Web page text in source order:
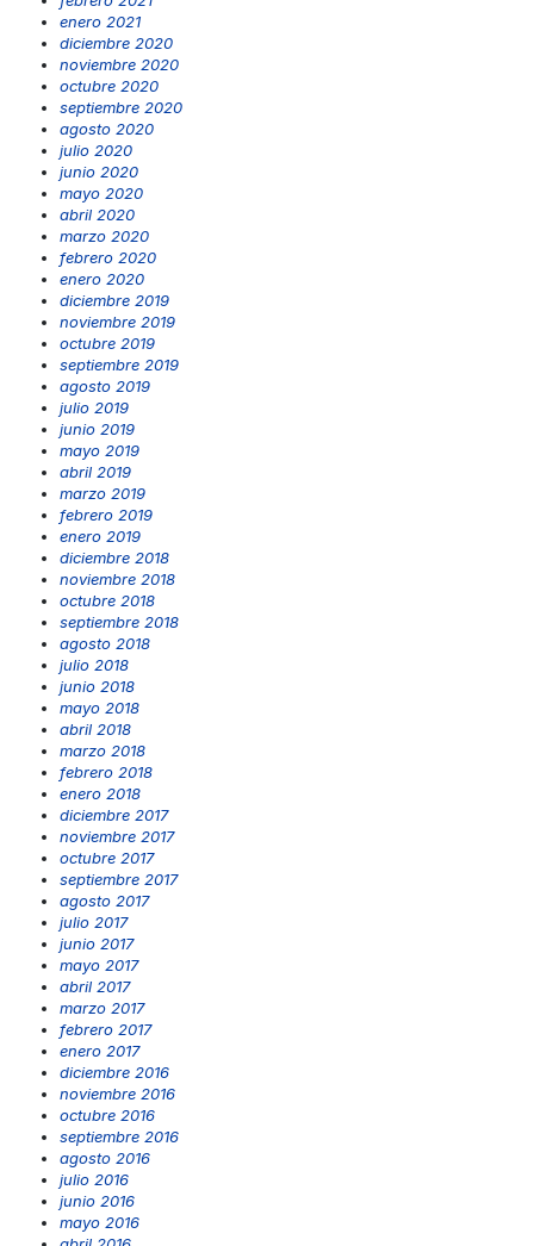
enero 2021
diciembre 2020
noviembre 2020
octubre 2020
septiembre 2020
agosto 2020
julio 2020
junio 2020
mayo 2020
abril 2020
marzo 2020
febrero 2020
enero 2020
diciembre 2019
noviembre 2019
octubre 2019
septiembre 2019
agosto 2019
julio 2019
junio 2019
mayo 2019
abril 2019
marzo 2019
febrero 2019
enero 2019
diciembre 2018
noviembre 2018
octubre 2018
septiembre 2018
agosto 2018
julio 2018
junio 2018
mayo 2018
abril 2018
marzo 2018
febrero 2018
enero 2018
diciembre 2017
noviembre 2017
octubre 2017
septiembre 2017
agosto 2017
julio 2017
junio 2017
mayo 2017
abril 2017
marzo 2017
febrero 2017
enero 2017
diciembre 2016
noviembre 2016
octubre 2016
septiembre 2016
agosto 2016
julio 2016
junio 2016
mayo 2016